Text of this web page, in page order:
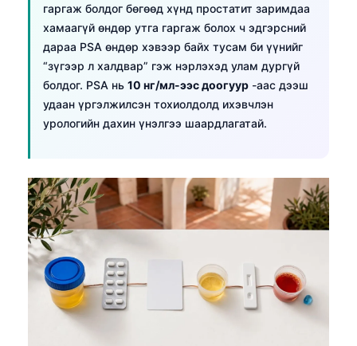
гаргаж болдог бөгөөд хүнд простатит заримдаа
хамаагүй өндөр утга гаргаж болох ч эдгэрсний
дараа PSA өндөр хэвээр байх тусам би үүнийг
“зүгээр л халдвар” гэж нэрлэхэд улам дургүй
болдог. PSA нь 10 нг/мл-ээс доогуур -аас дээш
удаан үргэлжилсэн тохиолдолд ихэвчлэн
урологийн дахин үнэлгээ шаардлагатай.
Bahasa Indonesia
Հայերեն
Српски језик
Svenska
Eesti
日本語
Čeština
ქართული
Русский